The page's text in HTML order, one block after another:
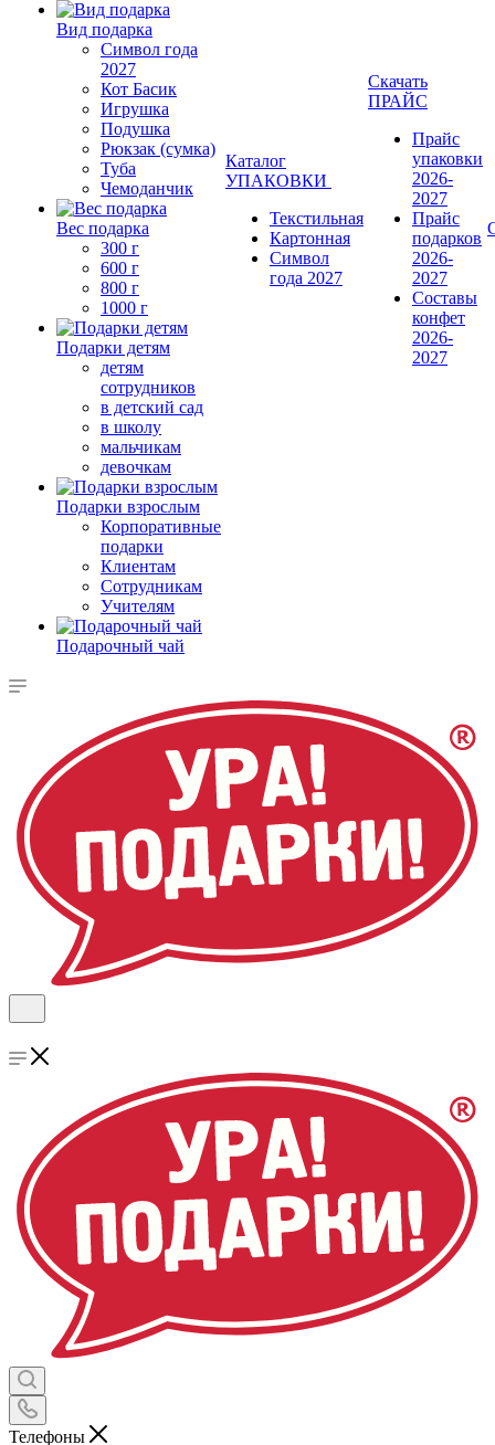
Вид подарка
Символ года
2027
Кот Басик
Игрушка
Подушка
Рюкзак (сумка)
Туба
Чемоданчик
Вес подарка
300 г
600 г
800 г
1000 г
Подарки детям
детям
сотрудников
в детский сад
в школу
мальчикам
девочкам
Подарки взрослым
Корпоративные
подарки
Клиентам
Сотрудникам
Учителям
Подарочный чай
Каталог
УПАКОВКИ
Текстильная
Картонная
Символ
года 2027
Скачать
ПРАЙС
Прайс
упаковки
2026-
2027
Прайс
подарков
2026-
2027
Составы
конфет
2026-
2027
Телефоны